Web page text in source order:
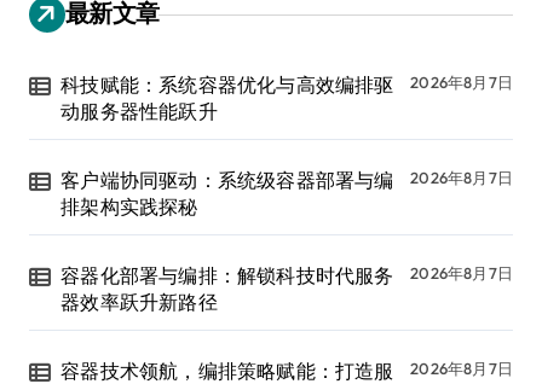
最新文章
科技赋能：系统容器优化与高效编排驱
动服务器性能跃升
2026年8月7日
客户端协同驱动：系统级容器部署与编
排架构实践探秘
2026年8月7日
容器化部署与编排：解锁科技时代服务
器效率跃升新路径
2026年8月7日
容器技术领航，编排策略赋能：打造服
2026年8月7日